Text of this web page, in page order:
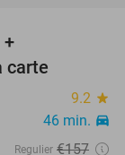
+
carte
9.2 star
46 min. directions_car
Regulier €157